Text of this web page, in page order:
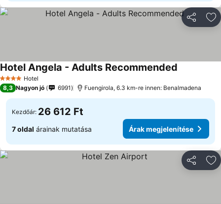
4 KategóriaHotel
Hotel Angela - Adults Recommended
8,3 Nagyon jó 6991 Fuengirola, 6.3 km-re innen: Benalmadena
Kezdőár: 26 612 Ft
7 oldal árainak mutatása Árak megjelenítése